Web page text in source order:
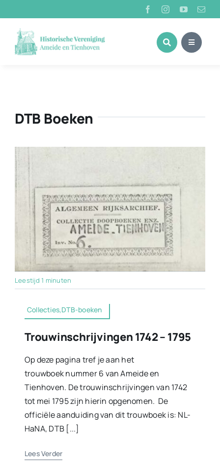
naar
inhoud
DTB Boeken
Leestijd 1 minuten
Collecties,DTB-boeken
Trouwinschrijvingen 1742 – 1795
Op deze pagina tref je aan het
trouwboek nummer 6 van Ameide en
Tienhoven. De trouwinschrijvingen van 1742
tot mei 1795 zijn hierin opgenomen. De
officiële aanduiding van dit trouwboek is: NL-
HaNA, DTB [...]
Lees Verder